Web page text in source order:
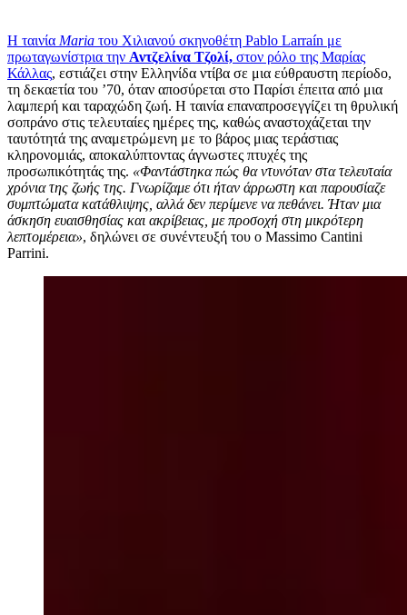
Η ταινία Maria του Χιλιανού σκηνοθέτη Pablo Larraín με
πρωταγωνίστρια την Αντζελίνα Τζολί, στον ρόλο της Μαρίας
Κάλλας, εστιάζει στην Ελληνίδα ντίβα σε μια εύθραυστη περίοδο,
τη δεκαετία του ’70, όταν αποσύρεται στο Παρίσι έπειτα από μια
λαμπερή και ταραχώδη ζωή. Η ταινία επαναπροσεγγίζει τη θρυλική
σοπράνο στις τελευταίες ημέρες της, καθώς αναστοχάζεται την
ταυτότητά της αναμετρώμενη με το βάρος μιας τεράστιας
κληρονομιάς, αποκαλύπτοντας άγνωστες πτυχές της
προσωπικότητάς της. «Φαντάστηκα πώς θα ντυνόταν στα τελευταία
χρόνια της ζωής της. Γνωρίζαμε ότι ήταν άρρωστη και παρουσίαζε
συμπτώματα κατάθλιψης, αλλά δεν περίμενε να πεθάνει. Ήταν μια
άσκηση ευαισθησίας και ακρίβειας, με προσοχή στη μικρότερη
λεπτομέρεια», δηλώνει σε συνέντευξή του ο Massimo Cantini
Parrini.